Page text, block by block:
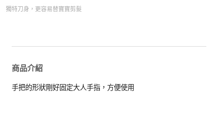
獨特刀身，更容易替寶寶剪髮
商品介紹
手把的形狀剛好固定大人手指，方便使用